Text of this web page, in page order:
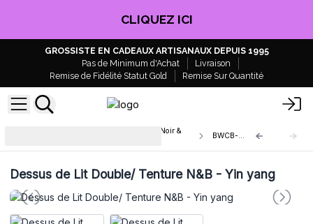
CLIQUEZ ICI
GROSSISTE EN CADEAUX ARTISANAUX DEPUIS 1995
Pas de Minimum d'Achat
Livraison
Remise de Fidélité Statut Gold
Remise Sur Quantité
Dessus de Lit Double/ Tenture en Noir &
BWCB-07
Dessus de Lit Double/ Tenture N&B - Yin yang